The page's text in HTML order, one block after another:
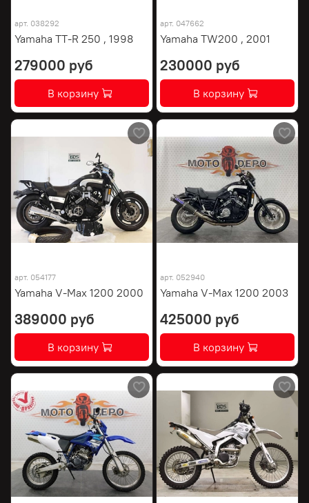
арт. 038292
Yamaha TT-R 250 , 1998
279000 руб
В корзину
арт. 047662
Yamaha TW200 , 2001
230000 руб
В корзину
арт. 054177
Yamaha V-Max 1200 2000
389000 руб
В корзину
арт. 052940
Yamaha V-Max 1200 2003
425000 руб
В корзину